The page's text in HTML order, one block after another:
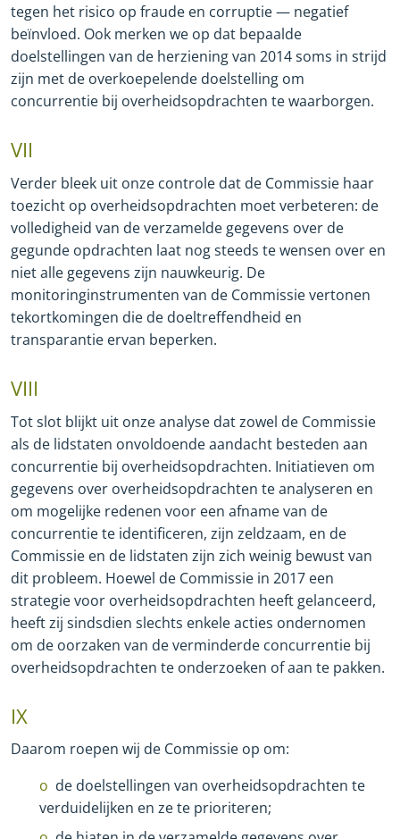
tegen het risico op fraude en corruptie — negatief
beïnvloed. Ook merken we op dat bepaalde
doelstellingen van de herziening van 2014 soms in strijd
zijn met de overkoepelende doelstelling om
concurrentie bij overheidsopdrachten te waarborgen.
VII
Verder bleek uit onze controle dat de Commissie haar
toezicht op overheidsopdrachten moet verbeteren: de
volledigheid van de verzamelde gegevens over de
gegunde opdrachten laat nog steeds te wensen over en
niet alle gegevens zijn nauwkeurig. De
monitoringinstrumenten van de Commissie vertonen
tekortkomingen die de doeltreffendheid en
transparantie ervan beperken.
VIII
Tot slot blijkt uit onze analyse dat zowel de Commissie
als de lidstaten onvoldoende aandacht besteden aan
concurrentie bij overheidsopdrachten. Initiatieven om
gegevens over overheidsopdrachten te analyseren en
om mogelijke redenen voor een afname van de
concurrentie te identificeren, zijn zeldzaam, en de
Commissie en de lidstaten zijn zich weinig bewust van
dit probleem. Hoewel de Commissie in 2017 een
strategie voor overheidsopdrachten heeft gelanceerd,
heeft zij sindsdien slechts enkele acties ondernomen
om de oorzaken van de verminderde concurrentie bij
overheidsopdrachten te onderzoeken of aan te pakken.
IX
Daarom roepen wij de Commissie op om:
de doelstellingen van overheidsopdrachten te
verduidelijken en ze te prioriteren;